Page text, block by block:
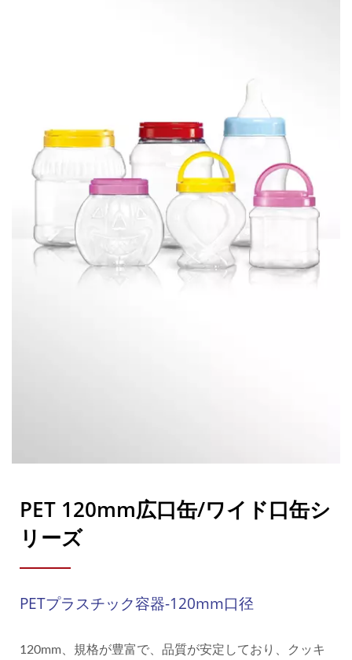
PET 120mm広口缶/ワイド口缶シ
リーズ
PETプラスチック容器-120mm口径
120mm、規格が豊富で、品質が安定しており、クッキ